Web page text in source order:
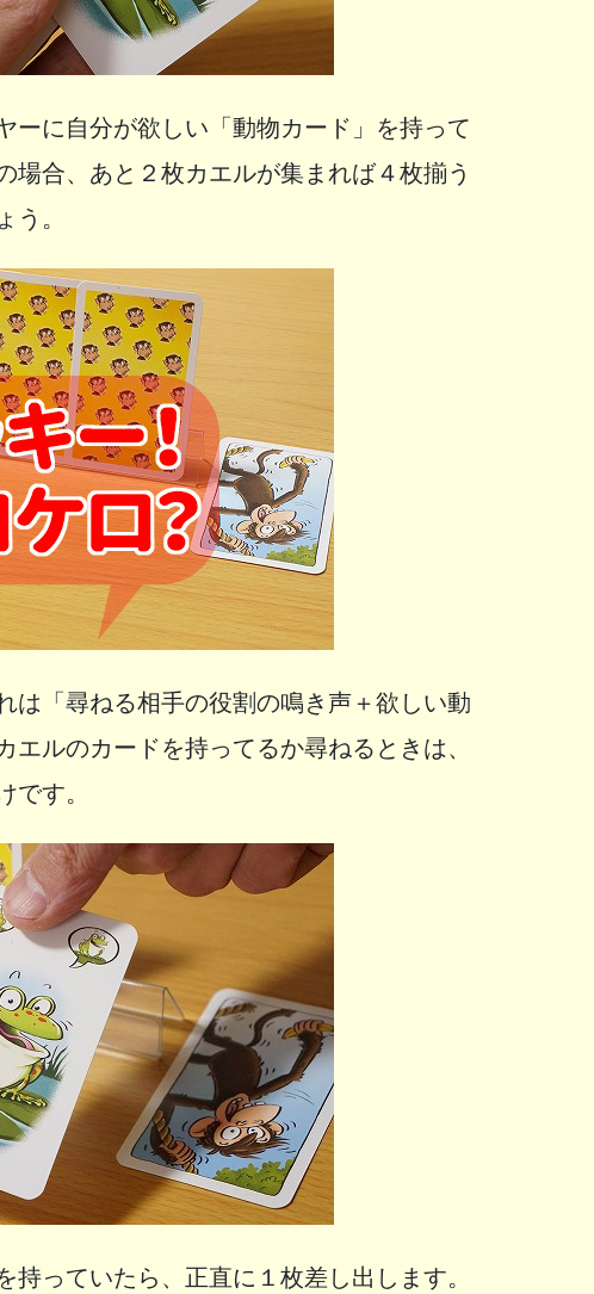
ーに自分が欲しい「動物カード」を持って
合、あと２枚カエルが集まれば４枚揃う
。
は「尋ねる相手の役割の鳴き声＋欲しい動
ルのカードを持ってるか尋ねるときは、
す。
っていたら、正直に１枚差し出します。